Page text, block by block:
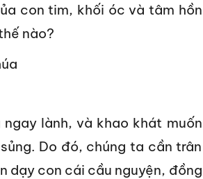
con tim, khối óc và tâm hồn
nào?
lành, và khao khát muốn
Do đó, chúng ta cần trân
dạy con cái cầu nguyện, đồng